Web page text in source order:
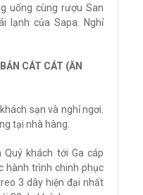
uống cùng rượu San
lạnh của Sapa. Nghỉ
CÁT CÁT (ĂN
sạn và nghỉ ngơi.
tại nhà hàng.
khách tới Ga cáp
hành trình chinh phục
3 dây hiện đại nhất